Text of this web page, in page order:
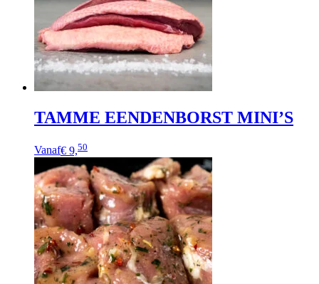
TAMME EENDENBORST MINI’S
Vanaf€ 9,50